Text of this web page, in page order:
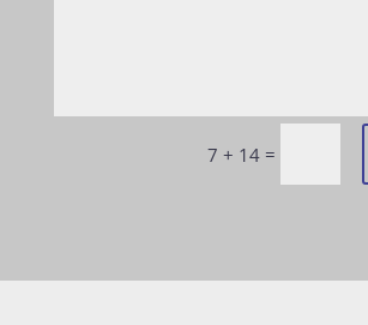
7 + 14 =